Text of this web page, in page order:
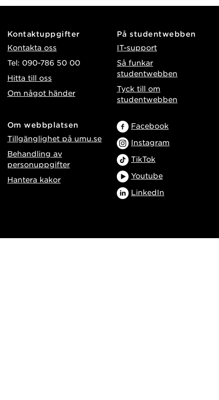
Kontaktuppgifter
Kontakta oss
Tel: 090-786 50 00
Hitta till oss
Om något händer
På studentwebben
IT-support
Så funkar
studentwebben
Tyck till om
studentwebben
Om webbplatsen
Tillgänglighet på umu.se
Behandling av
personuppgifter
Hantera kakor
Facebook
Instagram
TikTok
Youtube
LinkedIn